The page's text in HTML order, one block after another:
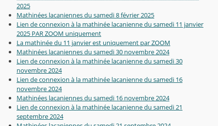
2025
Mathinées lacaniennes du samedi 8 février 2025
Lien de connexion à la mathinée lacanienne du samedi 11 janvier
2025 PAR ZOOM uniquement
La mathinée du 11 janvier est uniquement par ZOOM
Mathinées lacaniennes du samedi 30 novembre 2024
Lien de connexion à la mathinée lacanienne du samedi 30
novembre 2024
Lien de connexion à la mathinée lacanienne du samedi 16
novembre 2024
Mathinées lacaniennes du samedi 16 novembre 2024
Lien de connexion à la mathinée lacanienne du samedi 21
septembre 2024